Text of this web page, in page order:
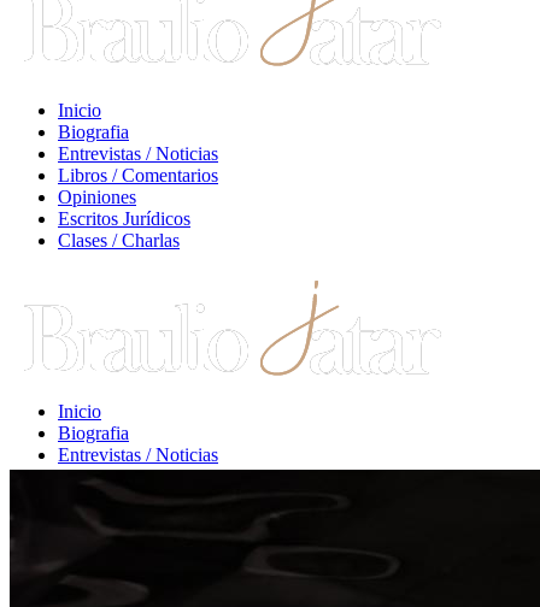
Inicio
Biografia
Entrevistas / Noticias
Libros / Comentarios
Opiniones
Escritos Jurídicos
Clases / Charlas
Inicio
Biografia
Entrevistas / Noticias
Libros / Comentarios
Opiniones
Escritos Jurídicos
Clases / Charlas